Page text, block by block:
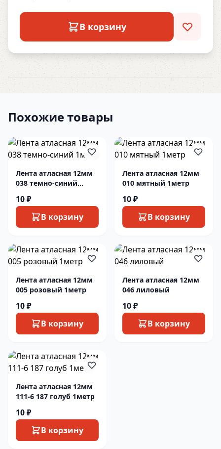
В корзину
Похожие товары
Лента атласная 12мм
038 темно-синий
10 ₽
В корзину
Лента атласная 12мм
010 мятный 1метр
10 ₽
В корзину
Лента атласная 12мм
005 розовый 1метр
10 ₽
В корзину
Лента атласная 12мм
046 лиловый
10 ₽
В корзину
Лента атласная 12мм
111-6 187 голуб 1метр
10 ₽
В корзину